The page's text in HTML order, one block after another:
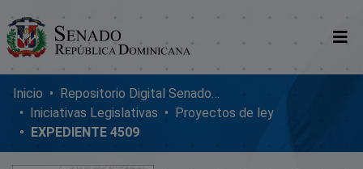
Comunidades
Glosario
Nosotros
Inicio
Repositorio Digital SenadoRD
Iniciativas Legislativas
Proyectos de ley
EXPEDIENTE 4509